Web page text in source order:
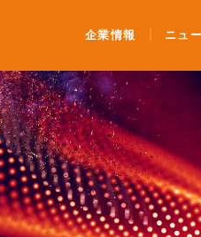
企業情報 ニュ